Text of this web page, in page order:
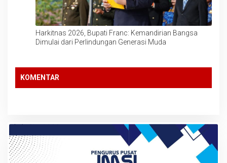
Harkitnas 2026, Bupati Franc: Kemandirian Bangsa
Dimulai dari Perlindungan Generasi Muda
KOMENTAR